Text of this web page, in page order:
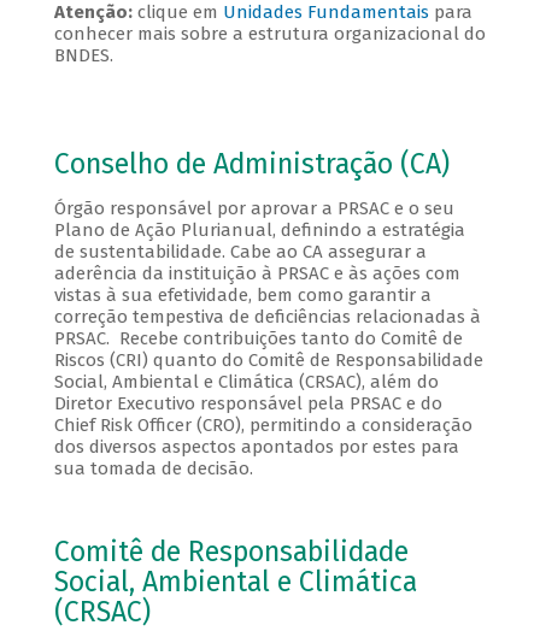
Atenção:clique em Unidades Fundamentais para
conhecer mais sobre a estrutura organizacional do
BNDES.
Conselho de Administração (CA)
Órgão responsável por aprovar a PRSAC e o seu
Plano de Ação Plurianual, definindo a estratégia
de sustentabilidade. Cabe ao CA assegurar a
aderência da instituição à PRSAC e às ações com
vistas à sua efetividade, bem como garantir a
correção tempestiva de deficiências relacionadas à
PRSAC. Recebe contribuições tanto do Comitê de
Riscos (CRI) quanto do Comitê de Responsabilidade
Social, Ambiental e Climática (CRSAC), além do
Diretor Executivo responsável pela PRSAC e do
Chief Risk Officer (CRO), permitindo a consideração
dos diversos aspectos apontados por estes para
sua tomada de decisão.
Comitê de Responsabilidade
Social, Ambiental e Climática
(CRSAC)